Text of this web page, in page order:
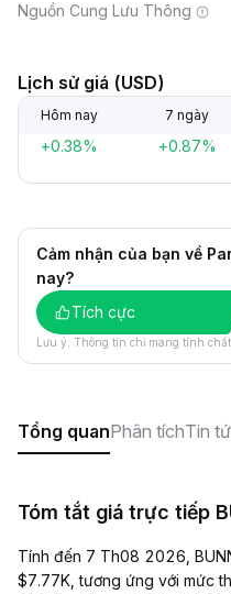
Nguồn Cung Lưu Thông
Lịch sử giá (USD)
Hôm nay 7 ngày
+0.38% +0.87%
Cảm nhận của bạn về
nay?
Tích cực
Lưu ý: Thông tin chỉ mang tính chất
Tổng quanPhân tíchTin
Tóm tắt giá trực tiếp
Tính đến 7 Th08 2026,
$7.77K, tương ứng với mức